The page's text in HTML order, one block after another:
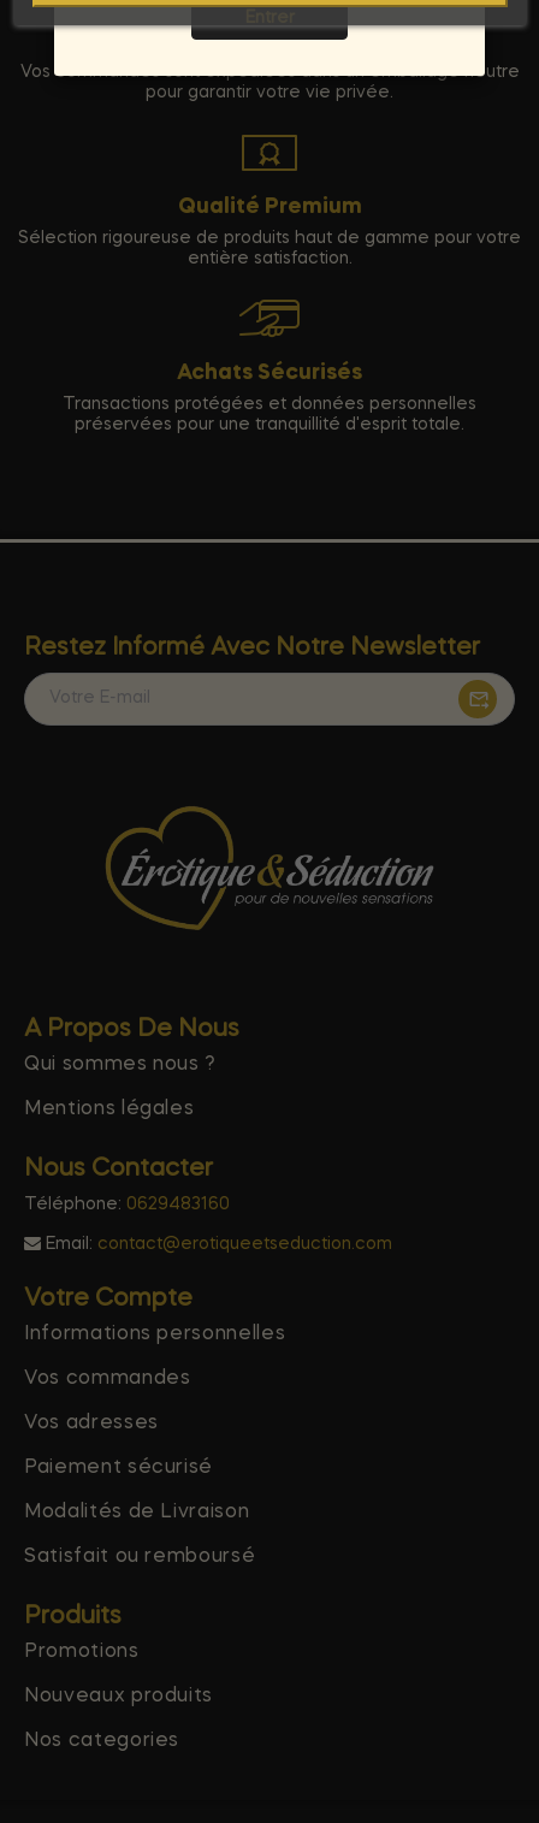
Discrétion Assurée
Vos commandes sont expédiées dans un emballage neutre
pour garantir votre vie privée.
Qualité Premium
Sélection rigoureuse de produits haut de gamme pour votre
entière satisfaction.
Achats Sécurisés
Transactions protégées et données personnelles
préservées pour une tranquillité d'esprit totale.
Restez Informé Avec Notre Newsletter
A Propos De Nous
Qui sommes nous ?
Mentions légales
Nous Contacter
Téléphone: 0629483160
Email: contact@erotiqueetseduction.com
Votre Compte
Informations personnelles
Vos commandes
Vos adresses
Paiement sécurisé
Modalités de Livraison
Satisfait ou remboursé
Produits
Promotions
Nouveaux produits
Nos categories